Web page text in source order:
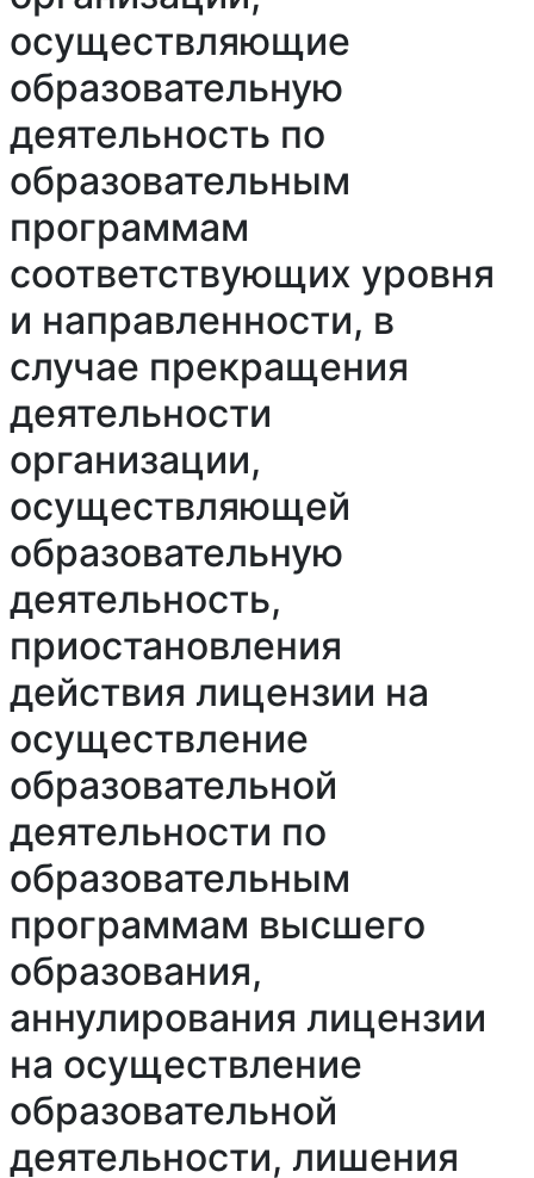
осуществляющие
образовательную
деятельность по
образовательным
программам
соответствующих уровня
и направленности, в
случае прекращения
деятельности
организации,
осуществляющей
образовательную
деятельность,
приостановления
действия лицензии на
осуществление
образовательной
деятельности по
образовательным
программам высшего
образования,
аннулирования лицензии
на осуществление
образовательной
деятельности, лишения